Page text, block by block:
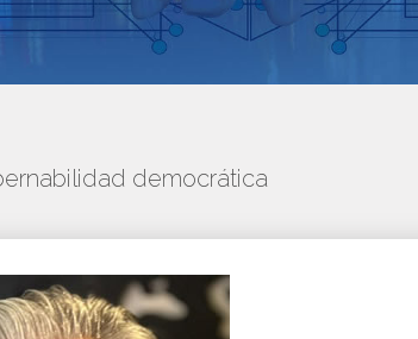
democrática